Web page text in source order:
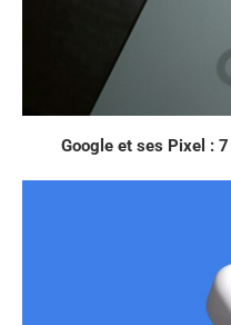
Google et ses Pixel :